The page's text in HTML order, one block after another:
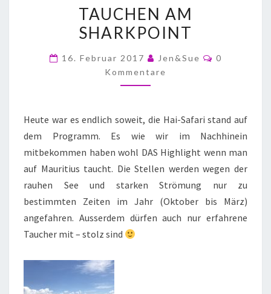
TAUCHEN AM
SHARKPOINT
16. Februar 2017 Jen&Sue
0
Kommentare
Heute war es endlich soweit, die Hai-Safari stand auf
dem Programm. Es wie wir im Nachhinein
mitbekommen haben wohl DAS Highlight wenn man
auf Mauritius taucht. Die Stellen werden wegen der
rauhen See und starken Strömung nur zu
bestimmten Zeiten im Jahr (Oktober bis März)
angefahren. Ausserdem dürfen auch nur erfahrene
Taucher mit – stolz sind